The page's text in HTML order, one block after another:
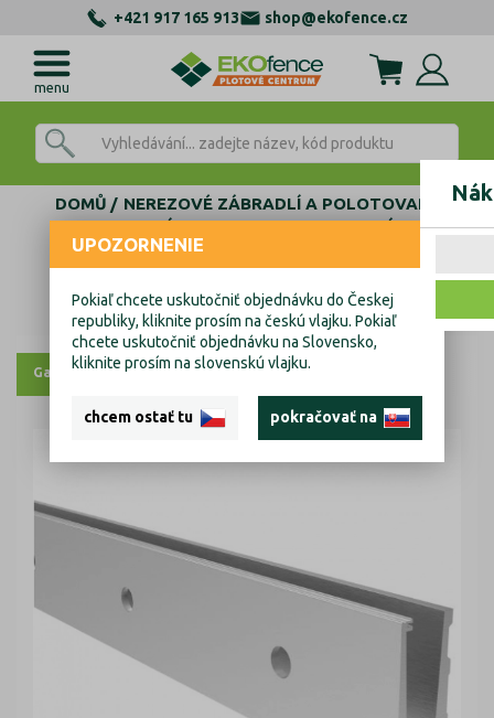
+421 917 165 913 shop@ekofence.cz
menu
DOMŮ
NEREZOVÉ ZÁBRADLÍ A POLOTOVARY
AL KOTEVNÍ PROFILY
FIX - BEZ NAKLÁPANÍ
BOČNÍ TVAR U
Al kotvící profil - kotvení boční
Galerie Výkresy
UPOZORNENIE
Pokiaľ chcete uskutočniť objednávku do Českej
republiky, kliknite prosím na českú vlajku. Pokiaľ
chcete uskutočniť objednávku na Slovensko,
kliknite prosím na slovenskú vlajku.
chcem ostať tu pokračovať na